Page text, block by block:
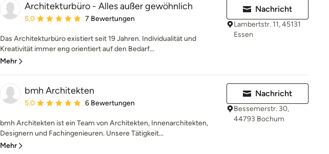
Architekturbüro - Alles außer gewöhnlich
Durchschnittliche Bewertung: 5 von 5 Sternen
5,0 7 Bewertungen
Das Architekturbüro existiert seit 19 Jahren. Individualität und
Kreativität immer eng orientiert auf den Bedarf...
Mehr
Nachricht
Lambertstr. 11, 45131
Essen
bmh Architekten
Durchschnittliche Bewertung: 5 von 5 Sternen
5,0 6 Bewertungen
bmh Architekten ist ein Team von Architekten, Innenarchitekten,
Designern und Fachingenieuren. Unsere Tätigkeit...
Mehr
Nachricht
Bessemerstr. 30,
44793 Bochum